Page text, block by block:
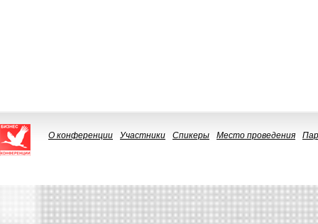
О конференции Участники Спикеры Место проведения